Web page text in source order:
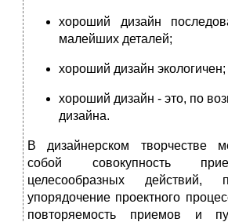
хороший дизайн
малейших деталей;
хороший дизайн экологичен;
хороший дизайн - это, по
дизайна.
В дизайнерском творчестве
собой совокупность
целесообразных действий,
упорядочение проектного
повторяемость приемов и